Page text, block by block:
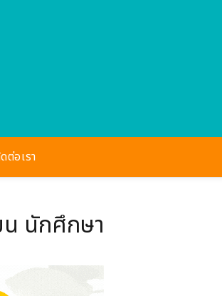
ต่อเรา
นักศึกษา